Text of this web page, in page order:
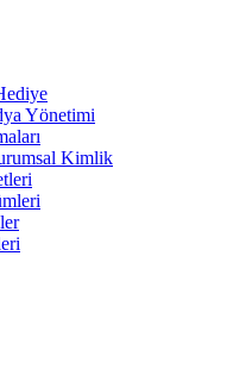
Yönetimi
Kimlik